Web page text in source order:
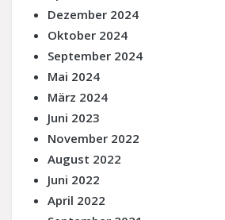
Dezember 2024
Oktober 2024
September 2024
Mai 2024
März 2024
Juni 2023
November 2022
August 2022
Juni 2022
April 2022